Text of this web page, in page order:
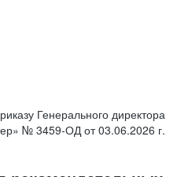
Генерального директора
№ 3459-ОД от 03.06.2026 г.